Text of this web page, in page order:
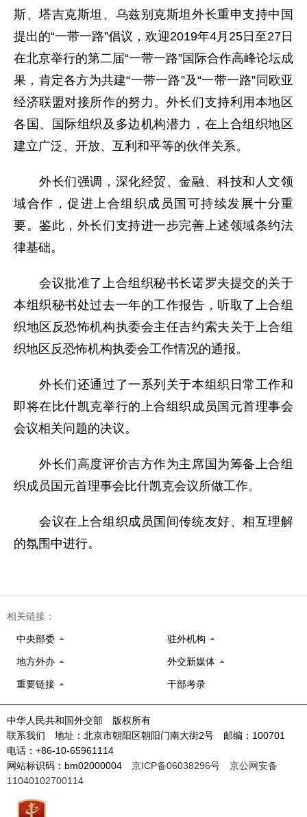
斯、塔吉克斯坦、乌兹别克斯坦外长重申支持中国
提出的“一带一路”倡议，欢迎2019年4月25日至27日
在北京举行的第二届“一带一路”国际合作高峰论坛成
果，肯定各方为共建“一带一路”及“一带一路”同欧亚
经济联盟对接所作的努力。外长们支持利用本地区
各国、国际组织及多边机构潜力，在上合组织地区
建立广泛、开放、互利和平等的伙伴关系。
外长们强调，深化经贸、金融、科技和人文领
域合作，促进上合组织成员国可持续发展十分重
要。鉴此，外长们支持进一步完善上述领域条约法
律基础。
会议批准了上合组织秘书长诺罗夫提交的关于
本组织秘书处过去一年的工作报告，听取了上合组
织地区反恐怖机构执委会主任吉约索夫关于上合组
织地区反恐怖机构执委会工作情况的通报。
外长们还通过了一系列关于本组织日常工作和
即将在比什凯克举行的上合组织成员国元首理事会
会议相关问题的决议。
外长们高度评价吉方作为主席国为筹备上合组
织成员国元首理事会比什凯克会议所做工作。
会议在上合组织成员国间传统友好、相互理解
的氛围中进行。
相关链接：
中央部委 驻外机构
地方外办 外交新媒体
重要链接 干部考录
中华人民共和国外交部 版权所有
联系我们 地址：北京市朝阳区朝阳门南大街2号 邮编：100701
电话：+86-10-65961114
网站标识码：bm02000004 京ICP备06038296号
京公网安备
11040102700114